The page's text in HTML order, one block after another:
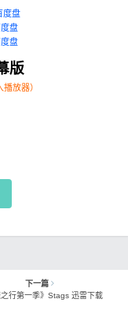
度盘
盘
盘
版
放器）
下一篇
之行第一季》Stags 迅雷下载